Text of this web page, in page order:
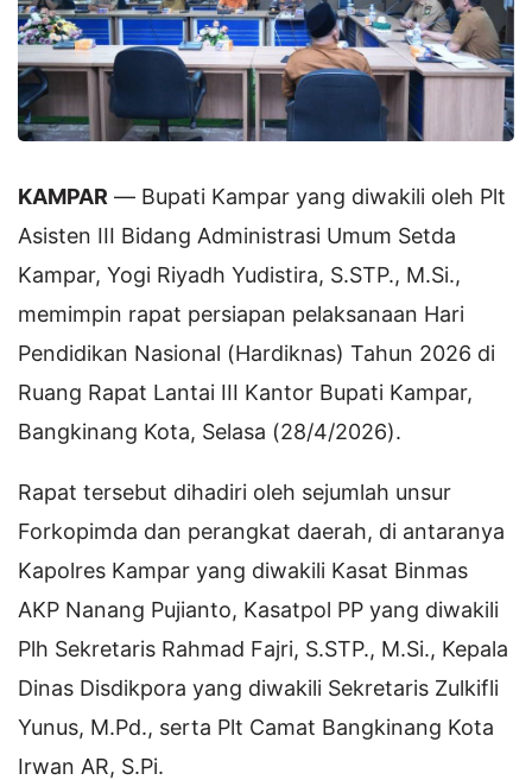
KAMPAR — Bupati Kampar yang diwakili oleh Plt
Asisten III Bidang Administrasi Umum Setda
Kampar, Yogi Riyadh Yudistira, S.STP., M.Si.,
memimpin rapat persiapan pelaksanaan Hari
Pendidikan Nasional (Hardiknas) Tahun 2026 di
Ruang Rapat Lantai III Kantor Bupati Kampar,
Bangkinang Kota, Selasa (28/4/2026).
Rapat tersebut dihadiri oleh sejumlah unsur
Forkopimda dan perangkat daerah, di antaranya
Kapolres Kampar yang diwakili Kasat Binmas
AKP Nanang Pujianto, Kasatpol PP yang diwakili
Plh Sekretaris Rahmad Fajri, S.STP., M.Si., Kepala
Dinas Disdikpora yang diwakili Sekretaris Zulkifli
Yunus, M.Pd., serta Plt Camat Bangkinang Kota
Irwan AR, S.Pi.